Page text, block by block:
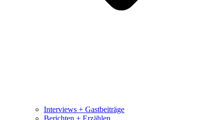
Interviews + Gastbeiträge
Berichten + Erzählen